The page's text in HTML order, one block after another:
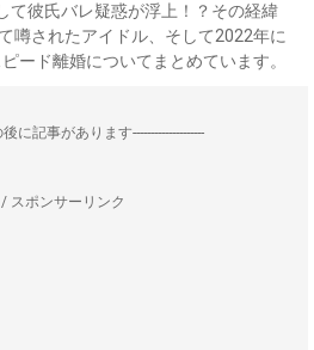
て彼氏バレ疑惑が浮上！？その経緯
噂されたアイドル、そして2022年に
ード離婚についてまとめています。
後に記事があります--------------------
スポンサーリンク